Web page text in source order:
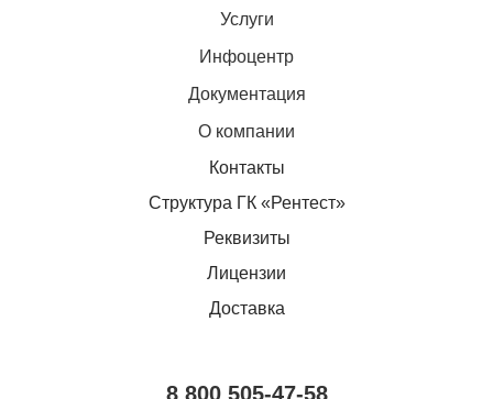
Услуги
Инфоцентр
Документация
О компании
Контакты
Структура ГК «Рентест»
Реквизиты
Лицензии
Доставка
8 800 505-47-58